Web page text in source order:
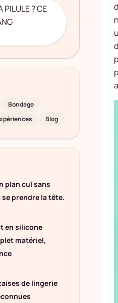
PILULE ? CE
Bondage
Blog
plan cul sans
prendre la tête.
en silicone
matériel,
de lingerie